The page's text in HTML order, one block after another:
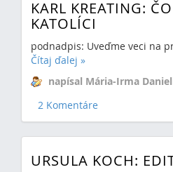
KARL KREATING:
KATOLÍCI
podnadpis: Uveďme veci na
Čítaj ďalej »
napísal Mária-Irma
2 Komentáre
URSULA KOCH: